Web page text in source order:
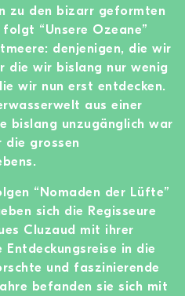
zu den bizarr geformten
“Unsere Ozeane”
denjenigen, die wir
die wir bislang nur wenig
wir nun erst entdecken.
aus einer
bislang unzugänglich war
grossen
“Nomaden der Lüfte”
sich die Regisseure
Cluzaud mit ihrer
in die
und faszinierende
befanden sie sich mit